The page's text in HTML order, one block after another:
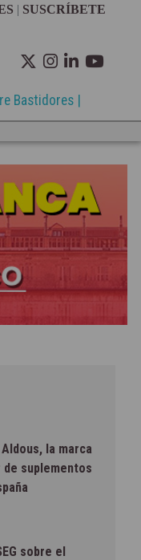
| SUSCRÍBETE
Bastidores |
la marca
suplementos
sobre el